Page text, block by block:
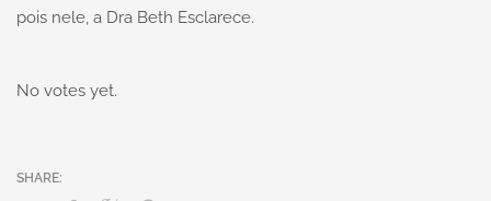
pois nele, a Dra Beth Esclarece.
No votes yet.